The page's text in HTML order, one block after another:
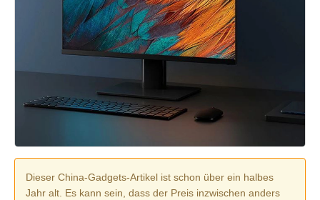
Dieser China-Gadgets-Artikel ist schon über ein halbes
Jahr alt. Es kann sein, dass der Preis inzwischen anders